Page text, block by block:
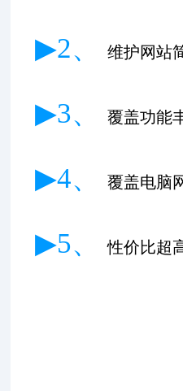
▶2、 维护网站
▶3、 覆盖功能
▶4、 覆盖电脑
▶5、性价比超